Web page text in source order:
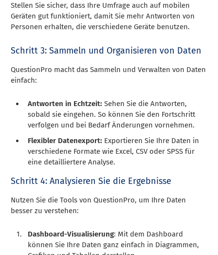
Stellen Sie sicher, dass Ihre Umfrage auch auf mobilen
Geräten gut funktioniert, damit Sie mehr Antworten von
Personen erhalten, die verschiedene Geräte benutzen.
Schritt 3: Sammeln und Organisieren von Daten
QuestionPro macht das Sammeln und Verwalten von Daten
einfach:
Antworten in Echtzeit: Sehen Sie die Antworten,
sobald sie eingehen. So können Sie den Fortschritt
verfolgen und bei Bedarf Änderungen vornehmen.
Flexibler Datenexport: Exportieren Sie Ihre Daten in
verschiedene Formate wie Excel, CSV oder SPSS für
eine detailliertere Analyse.
Schritt 4: Analysieren Sie die Ergebnisse
Nutzen Sie die Tools von QuestionPro, um Ihre Daten
besser zu verstehen:
Dashboard-Visualisierung: Mit dem Dashboard
können Sie Ihre Daten ganz einfach in Diagrammen,